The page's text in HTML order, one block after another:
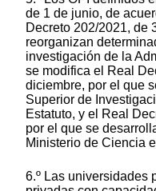
de 1 de junio, de
Decreto 202/2021, de
reorganizan
investigación de la
se modifica el Real
diciembre, por el que
Superior de
Estatuto, y el Real
por el que se
Ministerio de Ciencia
6.º Las universidades